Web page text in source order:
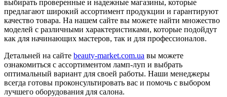
выбирать проверенные и надежные магазины, которые
предлагают широкий ассортимент продукции и гарантируют
качество товара. На нашем сайте вы можете найти множество
моделей с различными характеристиками, которые подойдут
как для начинающих мастеров, так и для профессионалов.
Детальней на сайте beauty-market.com.ua вы можете
ознакомиться с ассортиментом ламп-луп и выбрать
оптимальный вариант для своей работы. Наши менеджеры
всегда готовы проконсультировать вас и помочь с выбором
лучшего оборудования для салона.